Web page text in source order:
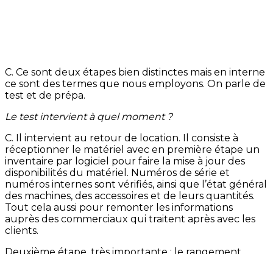
C. Ce sont deux étapes bien distinctes mais en interne
ce sont des termes que nous employons. On parle de
test et de prépa.
Le test intervient à quel moment ?
C. Il intervient au retour de location. Il consiste à
réceptionner le matériel avec en première étape un
inventaire par logiciel pour faire la mise à jour des
disponibilités du matériel. Numéros de série et
numéros internes sont vérifiés, ainsi que l’état général
des machines, des accessoires et de leurs quantités.
Tout cela aussi pour remonter les informations
auprès des commerciaux qui traitent après avec les
clients.